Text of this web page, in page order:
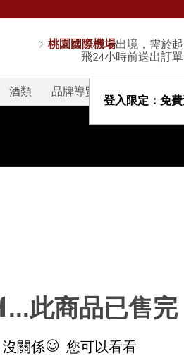
桃園國際機場出境，需於起
飛24小時前送出訂單
登入限定：免
酒類 品牌導覽 V-STORY
...此商品已售完
沒關係
您可以看看